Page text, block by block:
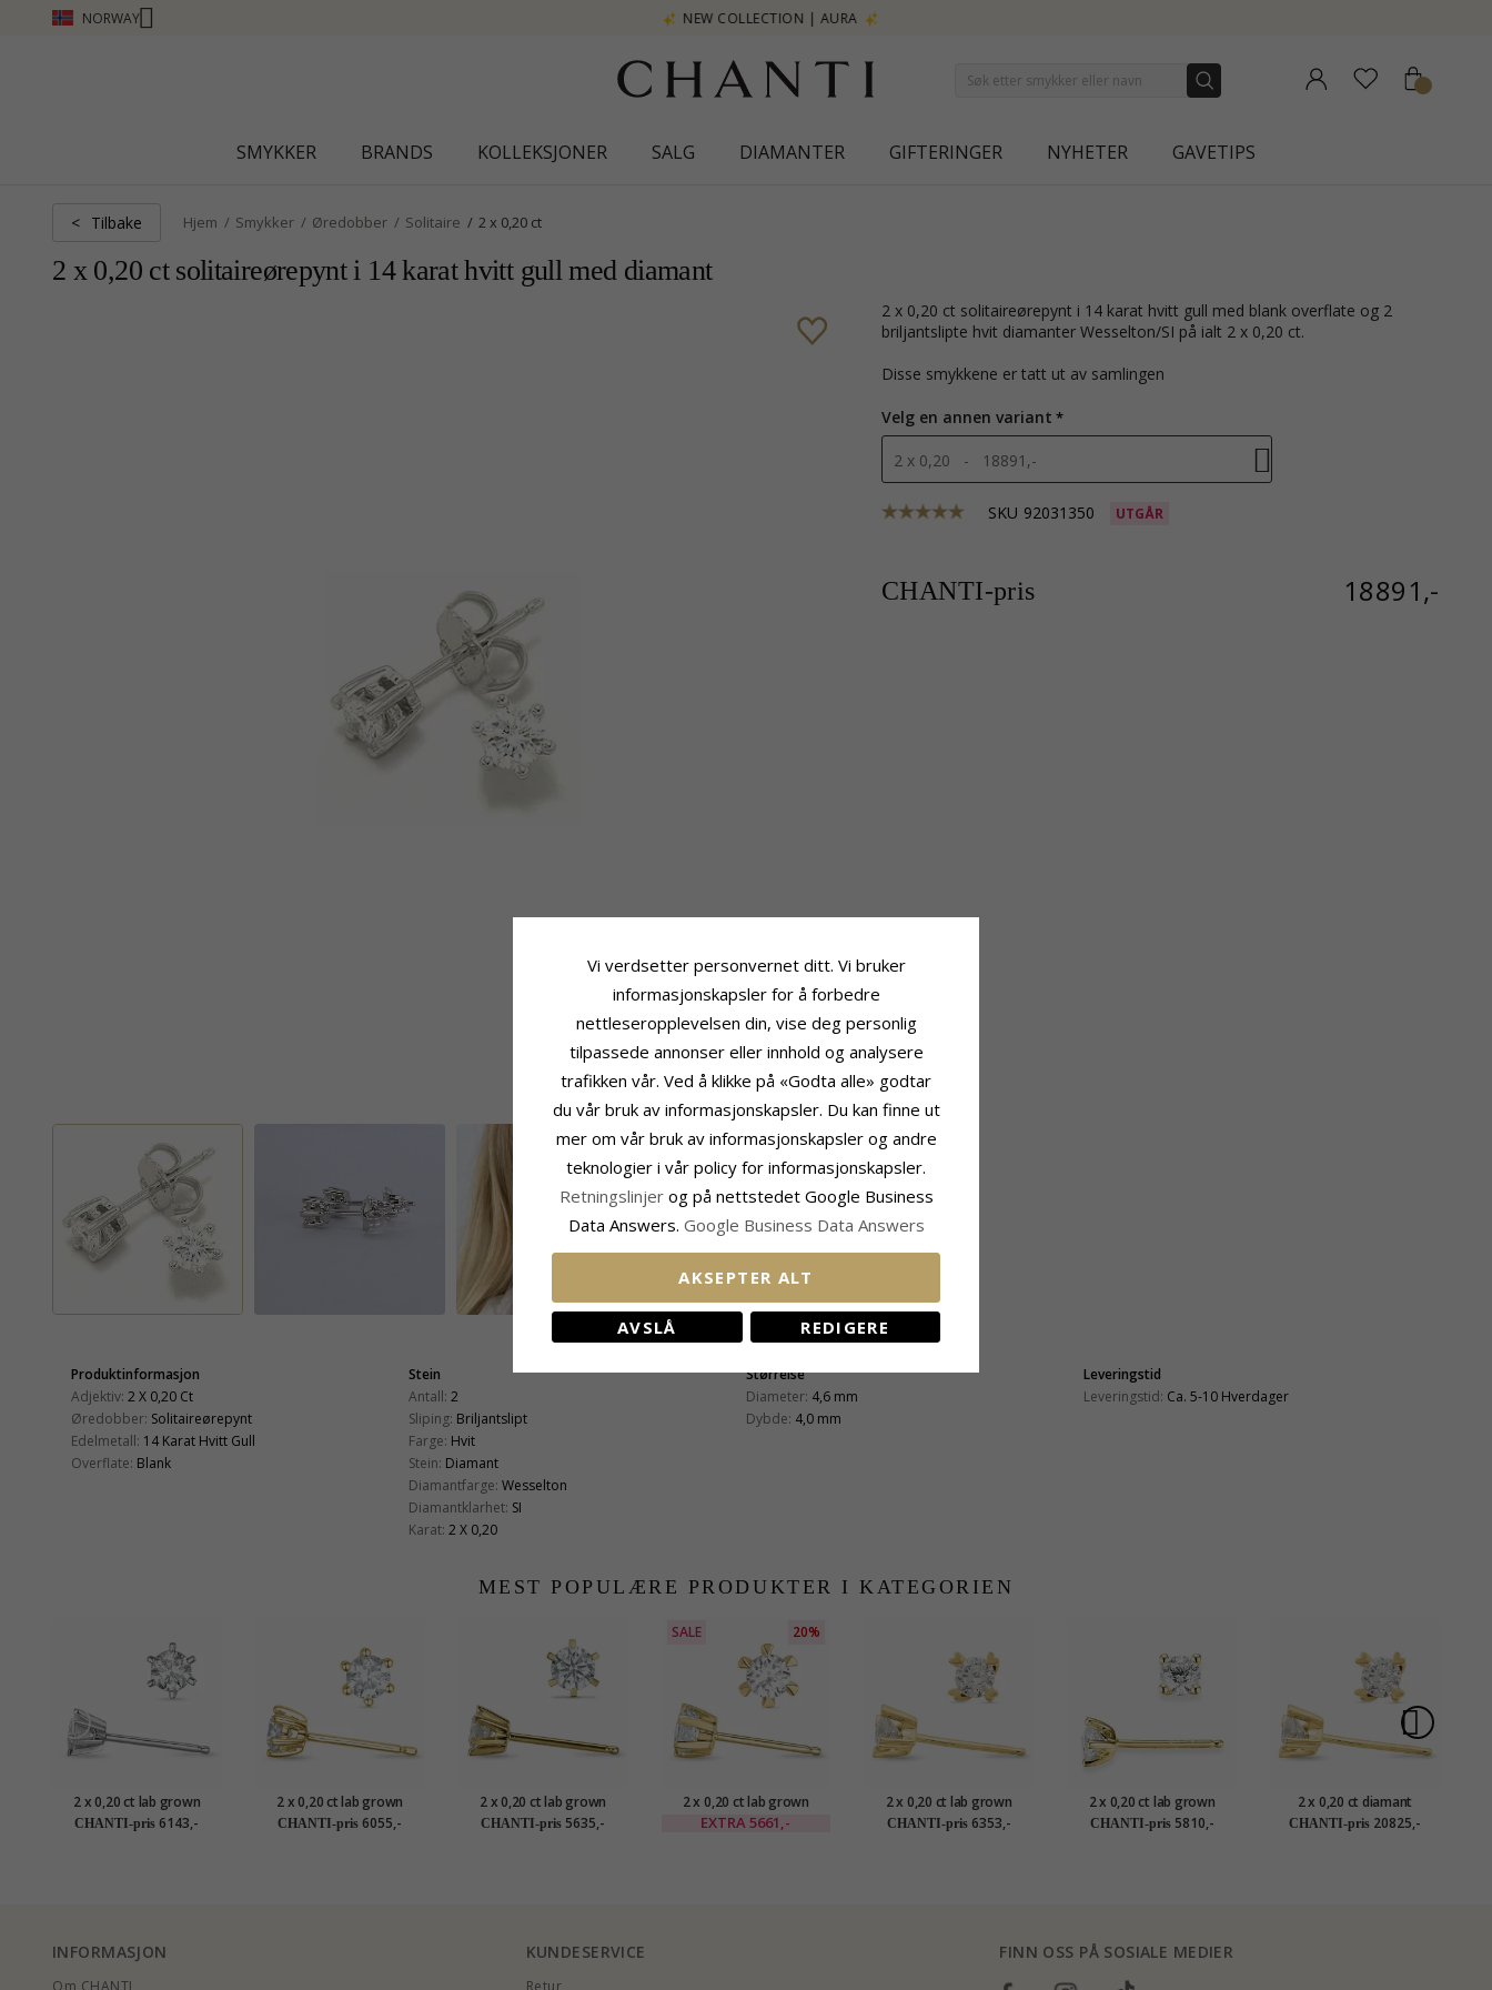
NORWAY NEW COLLECTION | AURA
SMYKKER BRANDS KOLLEKSJONER SALG DIAMANTER GIFTERINGER NYHETER GAVETIPS
< Tilbake Hjem Smykker Øredobber Solitaire 2 x 0,20 ct
2 x 0,20 ct solitaireørepynt i 14 karat hvitt gull med diamant
2 x 0,20 ct solitaireørepynt i 14 karat hvitt gull med blank overflate og 2
briljantslipte hvit diamanter Wesselton/SI på ialt 2 x 0,20 ct.
Disse smykkene er tatt ut av samlingen
Velg en annen variant
2 x 0,20 - 18891,-
SKU 92031350 UTGÅR
CHANTI-pris 18891,-
Produktinformasjon
Adjektiv: 2 X 0,20 Ct
Øredobber: Solitaireørepynt
Edelmetall: 14 Karat Hvitt Gull
Overflate: Blank
Stein
Antall: 2
Sliping: Briljantslipt
Farge: Hvit
Stein: Diamant
Diamantfarge: Wesselton
Diamantklarhet: SI
Karat: 2 X 0,20
Størrelse
Diameter: 4,6 mm
Dybde: 4,0 mm
Leveringstid
Leveringstid: Ca. 5-10 Hverdager
MEST POPULÆRE PRODUKTER I KATEGORIEN
2 x 0,20 ct lab grown
diamant solitaireørepynt i 9
karat hvitt gull med lab
CHANTI-pris 6143,-
2 x 0,20 ct lab grown
diamant solitaireørepynt i 9
karat gull med lab grown
CHANTI-pris 6055,-
2 x 0,20 ct lab grown
diamant solitaireørepynt i 9
karat gull med lab grown
CHANTI-pris 5635,-
SALE 20%
2 x 0,20 ct lab grown
diamant solitaireørepynt i 9
EXTRA5661,-
2 x 0,20 ct lab grown
diamant solitaireørepynt i 9
karat gull med lab grown
CHANTI-pris 6353,-
2 x 0,20 ct lab grown
diamant solitaireørepynt i 9
karat gull med lab grown
CHANTI-pris 5810,-
2 x 0,20 ct diamant
solitaireørepynt i 14 karat
gull med diamant
CHANTI-pris 20825,-
INFORMASJON
Om CHANTI
KUNDESERVICE
Retur
FINN OSS PÅ SOSIALE MEDIER
Vi verdsetter personvernet ditt. Vi bruker
informasjonskapsler for å forbedre
nettleseropplevelsen din, vise deg personlig
tilpassede annonser eller innhold og analysere
trafikken vår. Ved å klikke på «Godta alle» godtar
du vår bruk av informasjonskapsler. Du kan finne ut
mer om vår bruk av informasjonskapsler og andre
teknologier i vår policy for informasjonskapsler.
Retningslinjer og på nettstedet Google Business
Data Answers. Google Business Data Answers
AKSEPTER ALT
AVSLÅ REDIGERE